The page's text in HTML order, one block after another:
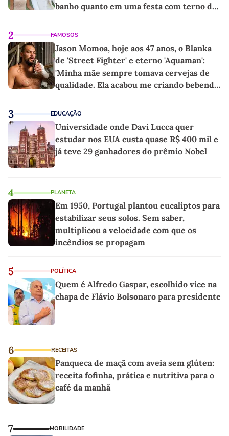
banho quanto em uma festa com terno de
2 FAMOSOS
Jason Momoa, hoje aos 47 anos, o Blanka
de 'Street Fighter' e eterno 'Aquaman':
'Minha mãe sempre tomava cervejas de
qualidade. Ela acabou me criando bebendo
3 EDUCAÇÃO
Universidade onde Davi Lucca quer
estudar nos EUA custa quase R$ 400 mil e
já teve 29 ganhadores do prêmio Nobel
4 PLANETA
Em 1950, Portugal plantou eucaliptos para
estabilizar seus solos. Sem saber,
multiplicou a velocidade com que os
incêndios se propagam
5 POLÍTICA
Quem é Alfredo Gaspar, escolhido vice na
chapa de Flávio Bolsonaro para presidente
6 RECEITAS
Panqueca de maçã com aveia sem glúten:
receita fofinha, prática e nutritiva para o
café da manhã
7 MOBILIDADE